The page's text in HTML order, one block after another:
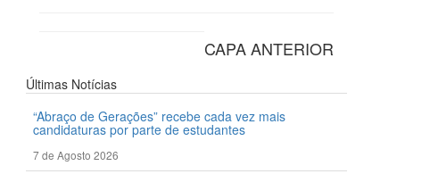
CAPA ANTERIOR
Últimas Notícias
“Abraço de Gerações” recebe cada vez mais
candidaturas por parte de estudantes
7 de Agosto 2026